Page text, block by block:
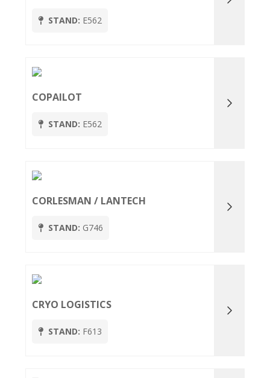
STAND: E562
COPAILOT
STAND: E562
CORLESMAN / LANTECH
STAND: G746
CRYO LOGISTICS
STAND: F613